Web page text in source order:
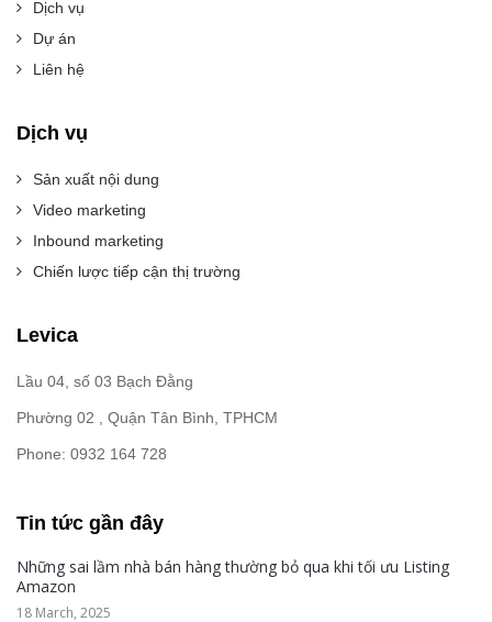
Dịch vụ
Dự án
Liên hệ
Dịch vụ
Sản xuất nội dung
Video marketing
Inbound marketing
Chiến lược tiếp cận thị trường
Levica
Lầu 04, số 03 Bạch Đằng
Phường 02 , Quận Tân Bình, TPHCM
Phone: 0932 164 728
Tin tức gần đây
Những sai lầm nhà bán hàng thường bỏ qua khi tối ưu Listing
Amazon
18 March, 2025